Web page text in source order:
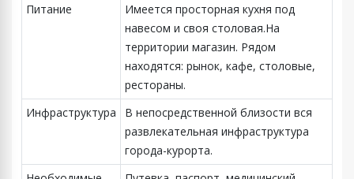
Питание
Имеется просторная кухня под
навесом и своя столовая.На
территории магазин. Рядом
находятся: рынок, кафе, столовые,
рестораны.
Инфраструктура
В непосредственной близости вся
развлекательная инфраструктура
города-курорта.